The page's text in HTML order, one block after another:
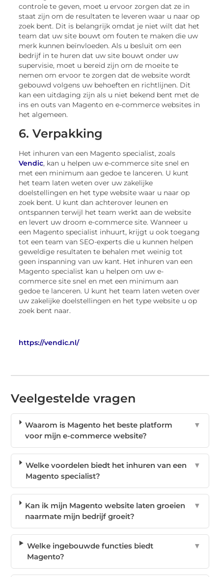
controle te geven, moet u ervoor zorgen dat ze in
staat zijn om de resultaten te leveren waar u naar op
zoek bent. Dit is belangrijk omdat je niet wilt dat het
team dat uw site bouwt om fouten te maken die uw
merk kunnen beïnvloeden. Als u besluit om een
bedrijf in te huren dat uw site bouwt onder uw
supervisie, moet u bereid zijn om de moeite te
nemen om ervoor te zorgen dat de website wordt
gebouwd volgens uw behoeften en richtlijnen. Dit
kan een uitdaging zijn als u niet bekend bent met de
ins en outs van Magento en e-commerce websites in
het algemeen.
6. Verpakking
Het inhuren van een Magento specialist, zoals
Vendic, kan u helpen uw e-commerce site snel en
met een minimum aan gedoe te lanceren. U kunt
het team laten weten over uw zakelijke
doelstellingen en het type website waar u naar op
zoek bent. U kunt dan achterover leunen en
ontspannen terwijl het team werkt aan de website
en levert uw droom e-commerce site. Wanneer u
een Magento specialist inhuurt, krijgt u ook toegang
tot een team van SEO-experts die u kunnen helpen
geweldige resultaten te behalen met weinig tot
geen inspanning van uw kant. Het inhuren van een
Magento specialist kan u helpen om uw e-
commerce site snel en met een minimum aan
gedoe te lanceren. U kunt het team laten weten over
uw zakelijke doelstellingen en het type website u op
zoek bent naar.
https://vendic.nl/
Veelgestelde vragen
Waarom is Magento het beste platform
voor mijn e-commerce website?
▼
Welke voordelen biedt het inhuren van een
Magento specialist?
▼
Kan ik mijn Magento website laten groeien
naarmate mijn bedrijf groeit?
▼
Welke ingebouwde functies biedt
Magento?
▼